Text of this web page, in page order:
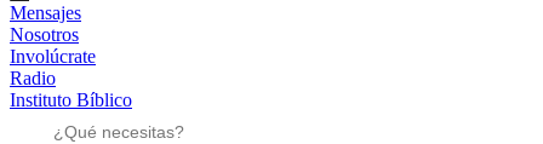
Mensajes
Nosotros
Involúcrate
Radio
Instituto Bíblico